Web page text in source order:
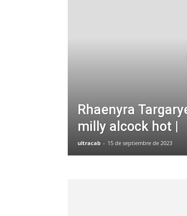
Rhaenyra
milly alcock hot |
ultracab - 15 de septiembre de 2023